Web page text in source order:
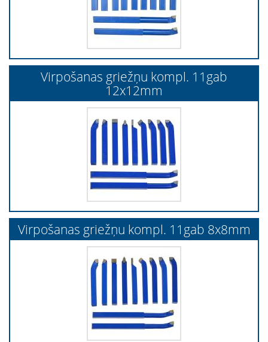
Virpošanas griežņu kompl. 11gab
12x12mm
Virpošanas griežņu kompl. 11gab 8x8mm